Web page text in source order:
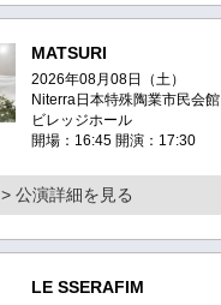
MATSURI
2026年08月08日（土）
Niterra日本特殊陶業市民会館
ビレッジホール
開場：16:45 開演：17:30
> 公演詳細を見る
LE SSERAFIM